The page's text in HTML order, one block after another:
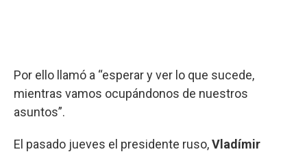
Por ello llamó a “esperar y ver lo que sucede,
mientras vamos ocupándonos de nuestros
asuntos”.
El pasado jueves el presidente ruso,Vladímir